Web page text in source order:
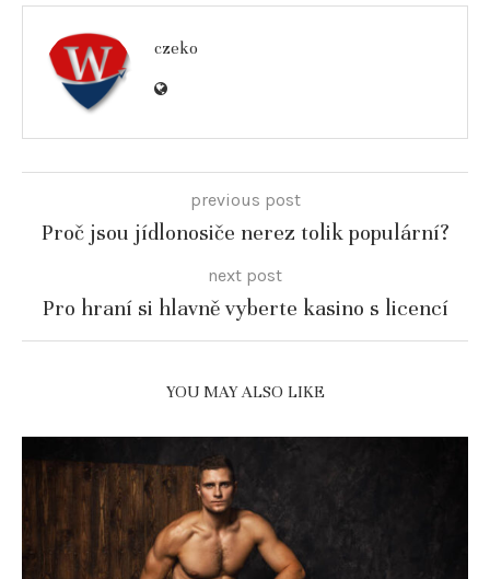
czeko
previous post
Proč jsou jídlonosiče nerez tolik populární?
next post
Pro hraní si hlavně vyberte kasino s licencí
YOU MAY ALSO LIKE